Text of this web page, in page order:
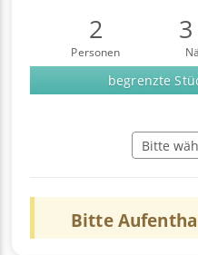
2
Personen
begrenzte
Bitte